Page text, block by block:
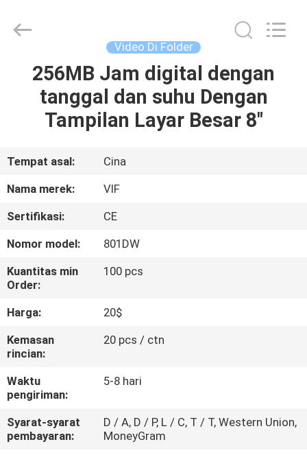
RUMAH
PRODUK
TENTANG
KAMI
TUR
PABRIK
KONTROL
KUALITAS
HUBUNGI
KAMI
PERMINTAAN
Video Di Folder
256MB Jam digital dengan
tanggal dan suhu Dengan
Tampilan Layar Besar 8"
Tempat asal:
Cina
Nama merek:
VIF
Sertifikasi:
CE
Nomor model:
801DW
Kuantitas min
Order:
100 pcs
Harga:
20$
Kemasan
rincian:
20 pcs / ctn
Waktu
pengiriman:
5-8 hari
Syarat-syarat
pembayaran:
D / A, D / P, L / C, T / T, Western Union,
MoneyGram